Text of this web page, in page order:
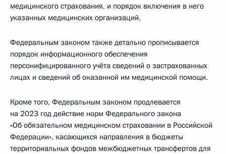
медицинского страхования, и порядок включения в него
указанных медицинских организаций.
Федеральным законом также детально прописывается
порядок информационного обеспечения
персонифицированного учёта сведений о застрахованных
лицах и сведений об оказанной им медицинской помощи.
Кроме того, Федеральным законом продлевается
на 2023 год действие норм Федерального закона
«Об обязательном медицинском страховании в Российской
Федерации», касающихся направления в бюджеты
территориальных фондов межбюджетных трансфертов для